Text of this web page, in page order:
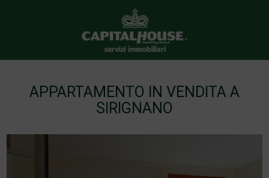
APPARTAMENTO IN VENDITA A
SIRIGNANO